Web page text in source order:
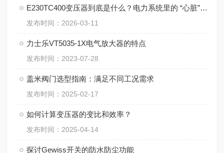
E230TC400变压器到底是什么？电力系统里的 “心脏” 角色
发布时间：2026-03-11
​力士乐VT5035-1X电气放大器的特点
发布时间：2023-07-28
盖米阀门选型指南：满足不同工况需求
发布时间：2025-02-17
如何计算变压器的变比和效率？
发布时间：2025-04-14
探讨Gewiss开关的防水防尘功能